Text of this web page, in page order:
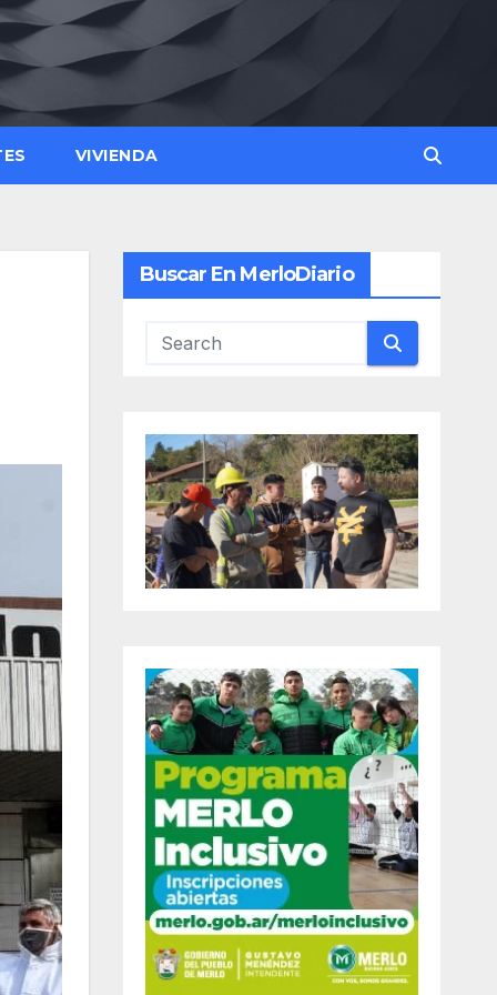
VIVIENDA
Buscar En MerloDiario